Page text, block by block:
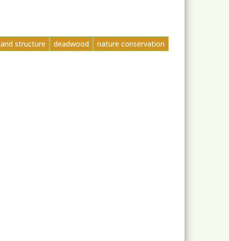
structure deadwood nature conservation